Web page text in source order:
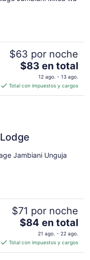
$63 por noche
El
precio
es
de
por
noche
$83 en total
12 ago. - 13 ago.
Total con impuestos y cargos
Jambiani Unguja
$71 por noche
El
precio
es
de
$84 en total
21 ago. - 22 ago.
Total con impuestos y cargos